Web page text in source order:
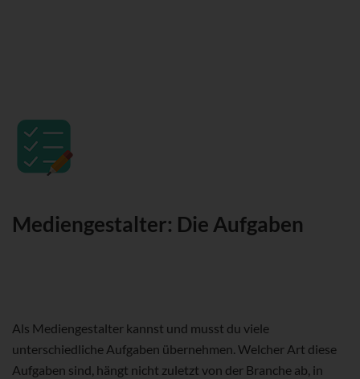
Mediengestalter: Die Aufgaben
Als Mediengestalter kannst und musst du viele
unterschiedliche Aufgaben übernehmen. Welcher Art diese
Aufgaben sind, hängt nicht zuletzt von der Branche ab, in